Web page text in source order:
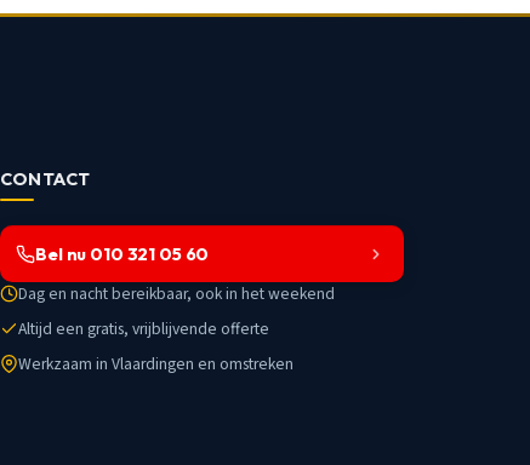
CONTACT
Bel nu 010 321 05 60
Dag en nacht bereikbaar, ook in het weekend
Altijd een gratis, vrijblijvende offerte
Werkzaam in Vlaardingen en omstreken